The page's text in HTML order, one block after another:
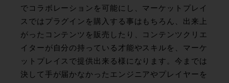
でコラボレーションを可能にし、マーケットプレイ
スではプラグインを購入する事はもちろん、出来上
がったコンテンツを販売したり、コンテンツクリエ
イターが自分の持っている才能やスキルを、マーケ
ットプレイスで提供出来る様になります。今までは
決して手が届かなかったエンジニアやプレイヤーを